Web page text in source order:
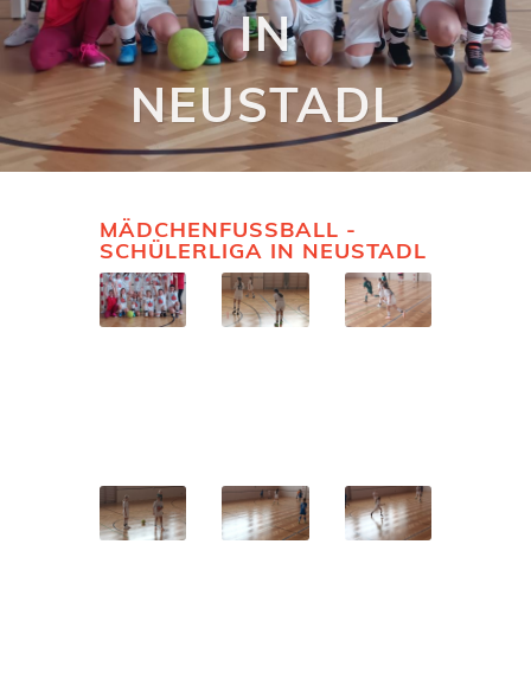
N N
EUSTADL
MÄDCHENFUSSBALL - S
CHÜLERLIGA IN NEUSTADL